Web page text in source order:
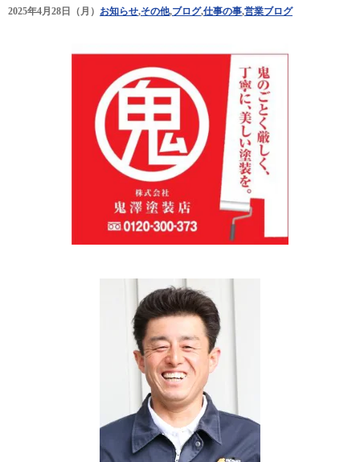
2025年4月28日（月） お知らせ,その他,ブログ,仕事の事,営業ブログ